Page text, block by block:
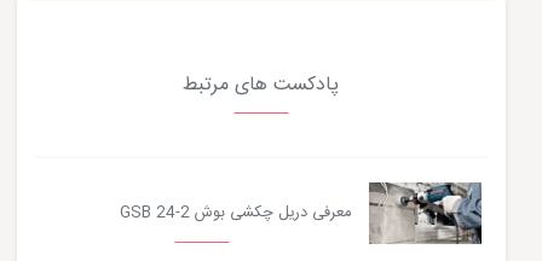
پادکست های مرتبط
معرفی دریل چکشی بوش GSB 24-2